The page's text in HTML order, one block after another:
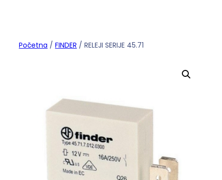
Početna / FINDER / RELEJI SERIJE 45.71